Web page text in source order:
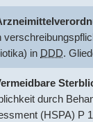
in DDD.
durch
(HSPA) P